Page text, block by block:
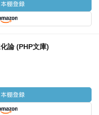
論 (PHP文庫)